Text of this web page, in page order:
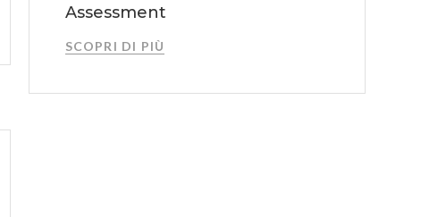
Assessment
SCOPRI DI PIÙ